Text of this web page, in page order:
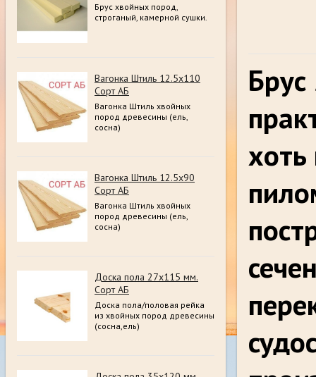
Брус хвойных пород,
строганый, камерной сушки.
Вагонка Штиль 12.5х110
Сорт АБ
Вагонка Штиль хвойных
пород древесины (ель,
сосна)
Вагонка Штиль 12.5х90
Сорт АБ
Вагонка Штиль хвойных
пород древесины (ель,
сосна)
Доска пола 27х115 мм.
Сорт АБ
Доска пола/половая рейка
из хвойных пород древесины
(сосна,ель)
хоть